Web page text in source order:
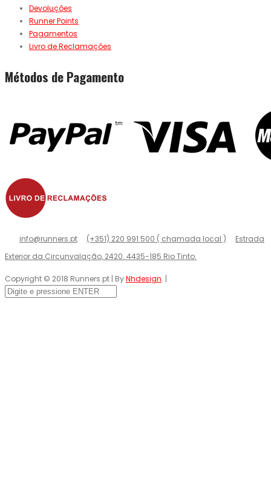
Devoluções
Runner Points
Pagamentos
Livro de Reclamações
Métodos de Pagamento
info@runners.pt (+351) 220 991 500 ( chamada local )
Estrada
Exterior da Circunvalação, 2420. 4435-185 Rio Tinto.
Copyright © 2018 Runners.pt | ByNhdesign. |